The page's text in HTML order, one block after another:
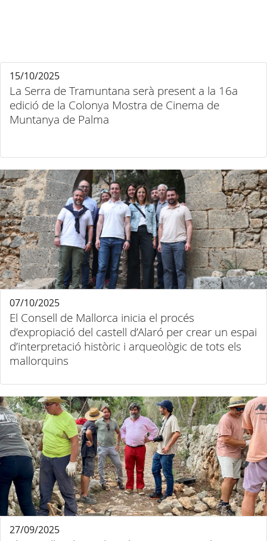
La Serra de Tramuntana serà present a la 16a
edició de la Colonya Mostra de Cinema de
Muntanya de Palma
15/10/2025
El Consell de Mallorca inicia el procés
d’expropiació del castell d’Alaró per crear un espai
d’interpretació històric i arqueològic de tots els
mallorquins
07/10/2025
27/09/2025